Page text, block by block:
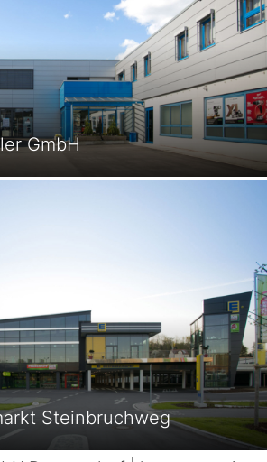
GmbH
Steinbruchweg